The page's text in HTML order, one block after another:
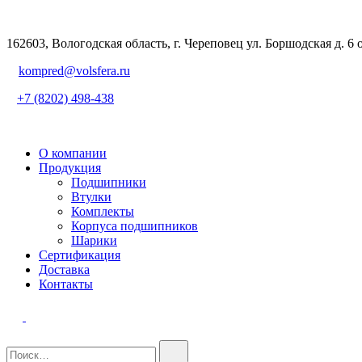
162603, Вологодская область, г. Череповец ул. Боршодская д. 6
kompred@volsfera.ru
+7 (8202) 498-438
О компании
Продукция
Подшипники
Втулки
Комплекты
Корпуса подшипников
Шарики
Сертификация
Доставка
Контакты